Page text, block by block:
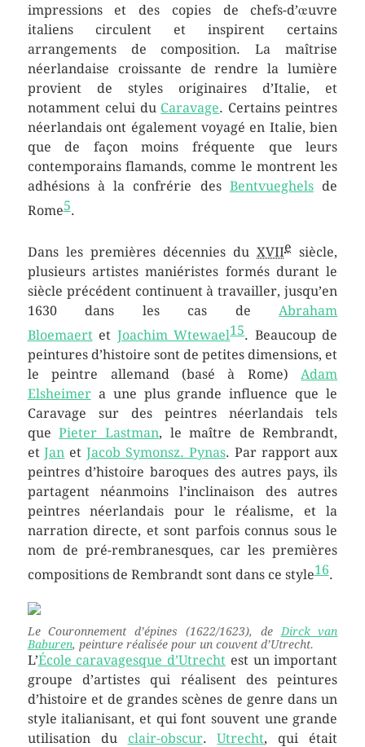
impressions et des copies de chefs-d’œuvre
italiens circulent et inspirent certains
arrangements de composition. La maîtrise
néerlandaise croissante de rendre la lumière
provient de styles originaires d’Italie, et
notamment celui du Caravage. Certains peintres
néerlandais ont également voyagé en Italie, bien
que de façon moins fréquente que leurs
contemporains flamands, comme le montrent les
adhésions à la confrérie desBentvueghels de
Rome5.
Dans les premières décennies duXVIIe siècle,
plusieurs artistes maniéristes formés durant le
siècle précédent continuent à travailler, jusqu’en
1630 dans les cas deAbraham
Bloemaertet Joachim Wtewael15. Beaucoup de
peintures d’histoire sont de petites dimensions, et
le peintre allemand (basé à Rome)Adam
Elsheimera une plus grande influence que le
Caravage sur des peintres néerlandais tels
quePieter Lastman, le maître de Rembrandt,
etJan etJacob Symonsz. Pynas. Par rapport aux
peintres d’histoire baroques des autres pays, ils
partagent néanmoins l’inclinaison des autres
peintres néerlandais pour le réalisme, et la
narration directe, et sont parfois connus sous le
nom de pré-rembranesques, car les premières
compositions de Rembrandt sont dans ce style16.
Le Couronnement d’épines (1622/1623), de Dirck van
Baburen, peinture réalisée pour un couvent d’Utrecht.
L’École caravagesque d’Utrecht est un important
groupe d’artistes qui réalisent des peintures
d’histoire et de grandes scènes de genre dans un
style italianisant, et qui font souvent une grande
utilisation du clair-obscur.Utrecht, qui était